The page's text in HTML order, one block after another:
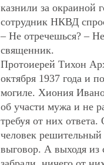
казнили за окраиной
сотрудник НКВД
– Не отречешься? –
священник.
Протоиерей Тихон
октября 1937 года и
могиле. Хиония
об участи мужа и не
требуя от них
человек
выговор. А выходя из